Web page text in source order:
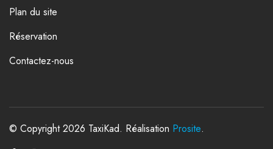
Plan du site
Réservation
Contactez-nous
© Copyright 2026 TaxiKad. Réalisation Prosite.